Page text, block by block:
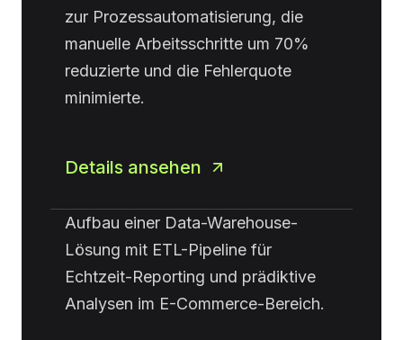
zur Prozessautomatisierung, die
manuelle Arbeitsschritte um 70%
reduzierte und die Fehlerquote
minimierte.
Details ansehen
Aufbau einer Data-Warehouse-
Lösung mit ETL-Pipeline für
Echtzeit-Reporting und prädiktive
Analysen im E-Commerce-Bereich.